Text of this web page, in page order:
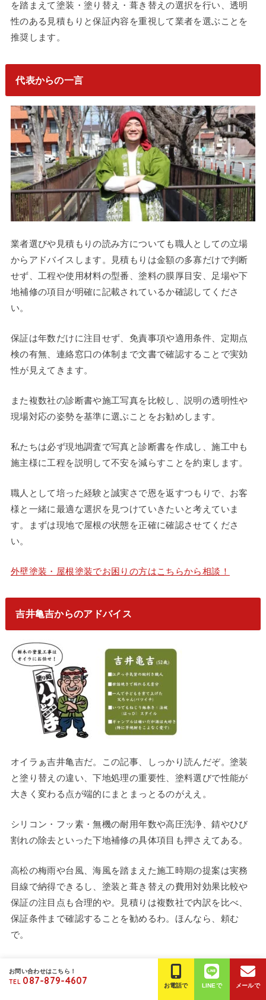
を踏まえて塗装・塗り替え・葺き替えの選択を行い、透明
性のある見積もりと保証内容を重視して業者を選ぶことを
推奨します。
代表からの一言
業者選びや見積もりの読み方についても職人としての立場
からアドバイスします。見積もりは金額の多寡だけで判断
せず、工程や使用材料の型番、塗料の膜厚目安、足場や下
地補修の項目が明確に記載されているか確認してくださ
い。
保証は年数だけに注目せず、免責事項や適用条件、定期点
検の有無、連絡窓口の体制まで文書で確認することで実効
性が見えてきます。
また複数社の診断書や施工写真を比較し、説明の透明性や
現場対応の姿勢を基準に選ぶことをお勧めします。
私たちは必ず現地調査で写真と診断書を作成し、施工中も
施主様に工程を説明して不安を減らすことを約束します。
職人として培った経験と誠実さで恩を返すつもりで、お客
様と一緒に最適な選択を見つけていきたいと考えていま
す。まずは現地で屋根の状態を正確に確認させてくださ
い。
外壁塗装・屋根塗装でお困りの方はこちらから相談！
吉井亀吉からのアドバイス
オイラぁ吉井亀吉だ。この記事、しっかり読んだぞ。塗装
と塗り替えの違い、下地処理の重要性、塗料選びで性能が
大きく変わる点が端的にまとまっとるのがええ。
シリコン・フッ素・無機の耐用年数や高圧洗浄、錆やひび
割れの除去といった下地補修の具体項目も押さえてある。
高松の梅雨や台風、海風を踏まえた施工時期の提案は実務
目線で納得できるし、塗装と葺き替えの費用対効果比較や
保証の注目点も合理的や。見積りは複数社で内訳を比べ、
保証条件まで確認することを勧めるわ。ほんなら、頼む
で。
ご相談・お見積りはもちろん無料です♪
お問い合わせはこちら！
TEL 087-879-4607 お電話で LINEで メールで